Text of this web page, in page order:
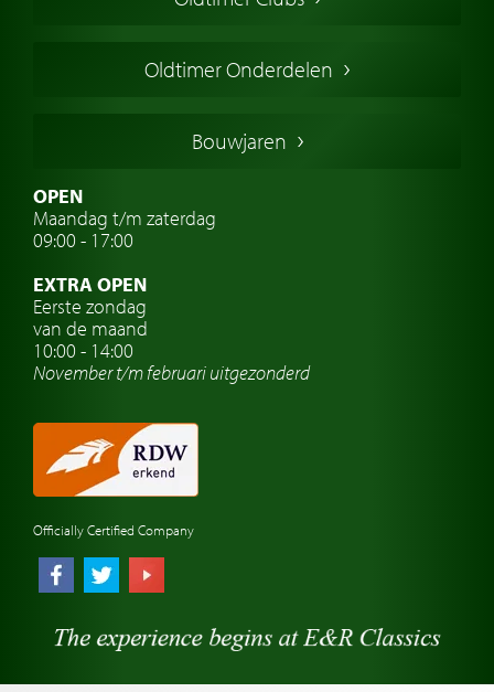
Amerikaanse oldtimers
Franse oldtimers
Zweedse oldtimers
Oldtimer verzekering
Oldtimer reizen
Oldtimerwerkplaats
Automerk horloges
Classic cars Nederland
Oldtimer Onderdelen
Bouwjaren
OPEN
Maandag t/m zaterdag
09:00 - 17:00
EXTRA OPEN
Eerste zondag
van de maand
10:00 - 14:00
November t/m februariuitgezonderd
Officially Certified Company